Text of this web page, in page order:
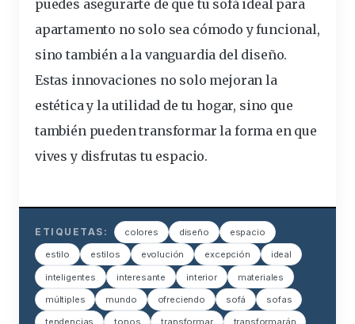
puedes asegurarte de que tu sofá ideal para
apartamento no solo sea cómodo y funcional,
sino también a la vanguardia del diseño.
Estas innovaciones no solo mejoran la
estética y la utilidad de tu hogar, sino que
también pueden transformar la forma en que
vives y disfrutas tu espacio.
ETIQUETAS: colores diseño espacio
estilo estilos evolución excepción ideal
inteligentes interesante interior materiales
múltiples mundo ofreciendo sofá sofas